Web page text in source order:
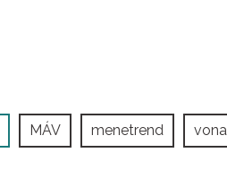
MÁV menetrend